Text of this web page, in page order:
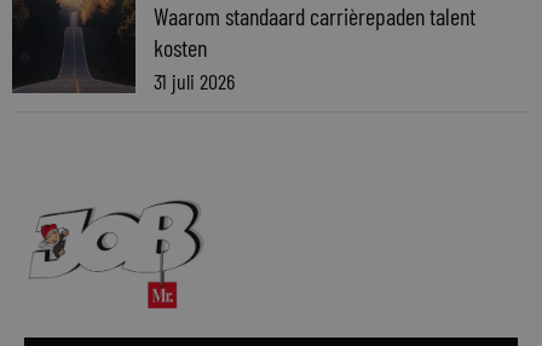
Waarom standaard carrièrepaden talent
kosten
31 juli 2026